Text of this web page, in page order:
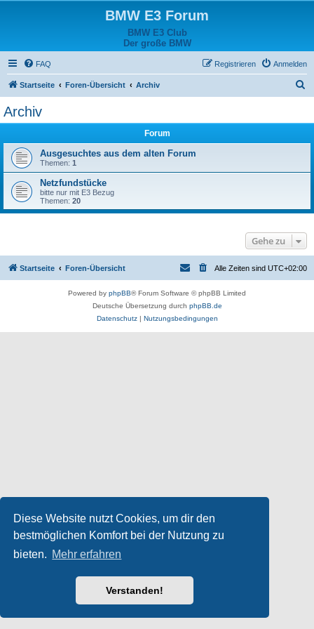
Diese Website nutzt Cookies, um dir den
bestmöglichen Komfort bei der Nutzung zu
bieten. Mehr erfahren
Verstanden!
BMW E3 Forum
BMW E3 Club
Der große BMW
FAQ Anmelden
Registrieren
Startseite Foren-Übersicht Archiv
Archiv
Forum
Ausgesuchtes aus dem alten Forum
Themen: 1
Netzfundstücke
bitte nur mit E3 Bezug
Themen: 20
Gehe zu
Startseite Foren-Übersicht Alle Zeiten sind UTC+02:00
Powered by phpBB® Forum Software © phpBB Limited
Deutsche Übersetzung durch phpBB.de
Datenschutz| Nutzungsbedingungen